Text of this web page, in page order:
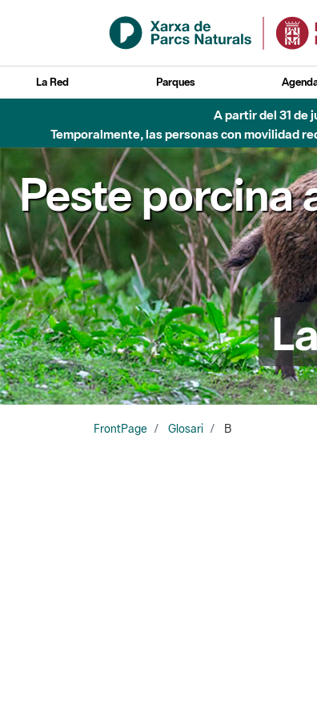
Saltar al contenido principal
La Red Parques
A partir del 31 de
Temporalmente, las personas con movilidad
Peste porcina
FrontPage Glosari B